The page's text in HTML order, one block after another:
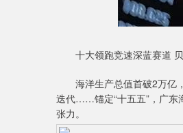
十大领跑竞速深蓝赛道 贝
海洋生产总值首破2万亿，
迭代……锚定“十五五”，广东
张力。